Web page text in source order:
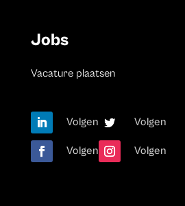
Jobs
Vacature plaatsen
Volgen Volgen
Volgen Volgen